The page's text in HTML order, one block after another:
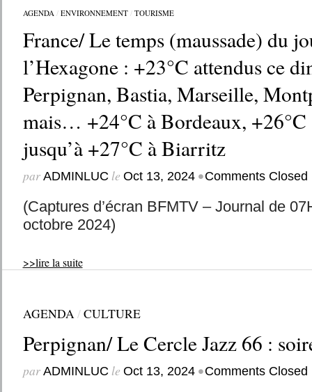
AGENDA/ ENVIRONNEMENT/ TOURISME
France/ Le temps (maussade) du
l’Hexagone : +23°C attendus ce
Perpignan, Bastia, Marseille,
mais… +24°C à Bordeaux, +26°C
jusqu’à +27°C à Biarritz
par ADMINLUC le Oct 13, 2024 •Comments Closed
(Captures d’écran BFMTV – Journal de
octobre 2024)
>>lire la suite
AGENDA/CULTURE
Perpignan/ Le Cercle Jazz 66 :
par ADMINLUC le Oct 13, 2024 •Comments Closed